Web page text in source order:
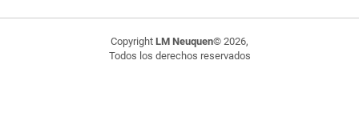
Copyright LM Neuquen© 2026,
Todos los derechos reservados